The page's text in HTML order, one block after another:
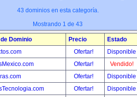
43 dominios en esta categoría.
Mostrando 1 de 43
Dominio Precio
Estado
Ofertar!
Disponible
Ofertar!
Vendido!
Ofertar!
Disponible
Ofertar!
Disponible